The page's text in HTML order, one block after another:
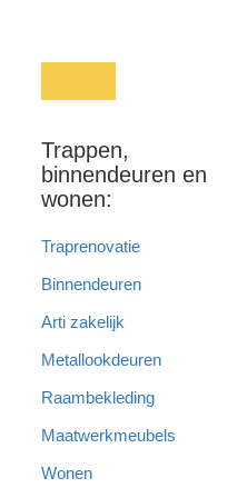
Trappen,
binnendeuren en
wonen:
Traprenovatie
Binnendeuren
Arti zakelijk
Metallookdeuren
Raambekleding
Maatwerkmeubels
Wonen